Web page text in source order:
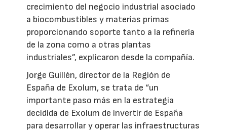
crecimiento del negocio industrial asociado
a biocombustibles y materias primas
proporcionando soporte tanto a la refinería
de la zona como a otras plantas
industriales”, explicaron desde la compañía.
Jorge Guillén, director de la Región de
España de Exolum, se trata de “un
importante paso más en la estrategia
decidida de Exolum de invertir de España
para desarrollar y operar las infraestructuras